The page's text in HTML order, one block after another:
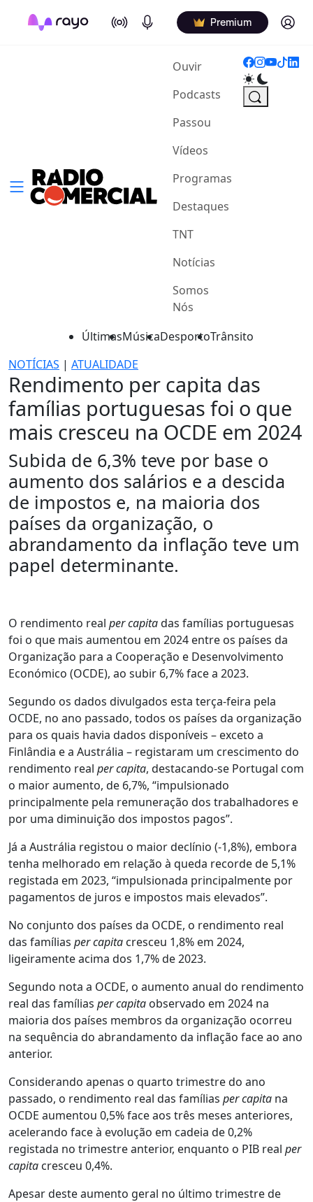
On Air Podcasts Premium Log in
Ouvir(current)
Podcasts
Passou
Vídeos
Programas
Destaques
TNT
Notícias
Somos
Nós
ÚltimasMúsicaDesportoTrânsito
NOTÍCIAS | ATUALIDADE
Rendimento per capita das
famílias portuguesas foi o que
mais cresceu na OCDE em 2024
Subida de 6,3% teve por base o
aumento dos salários e a descida
de impostos e, na maioria dos
países da organização, o
abrandamento da inflação teve um
papel determinante.
O rendimento real per capitadas famílias portuguesas
foi o que mais aumentou em 2024 entre os países da
Organização para a Cooperação e Desenvolvimento
Económico (OCDE), ao subir 6,7% face a 2023.
Segundo os dados divulgados esta terça-feira pela
OCDE, no ano passado, todos os países da organização
para os quais havia dados disponíveis – exceto a
Finlândia e a Austrália – registaram um crescimento do
rendimento real per capita, destacando-se Portugal com
o maior aumento, de 6,7%, “impulsionado
principalmente pela remuneração dos trabalhadores e
por uma diminuição dos impostos pagos”.
Já a Austrália registou o maior declínio (-1,8%), embora
tenha melhorado em relação à queda recorde de 5,1%
registada em 2023, “impulsionada principalmente por
pagamentos de juros e impostos mais elevados”.
No conjunto dos países da OCDE, o rendimento real
das famílias per capita cresceu 1,8% em 2024,
ligeiramente acima dos 1,7% de 2023.
Segundo nota a OCDE, o aumento anual do rendimento
real das famílias per capita observado em 2024 na
maioria dos países membros da organização ocorreu
na sequência do abrandamento da inflação face ao ano
anterior.
Considerando apenas o quarto trimestre do ano
passado, o rendimento real das famílias per capita na
OCDE aumentou 0,5% face aos três meses anteriores,
acelerando face à evolução em cadeia de 0,2%
registada no trimestre anterior, enquanto o PIB real per
capita cresceu 0,4%.
Apesar deste aumento geral no último trimestre de